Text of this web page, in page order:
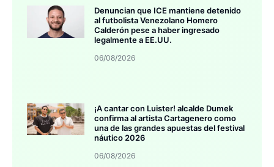
Denuncian que ICE mantiene detenido
al futbolista Venezolano Homero
Calderón pese a haber ingresado
legalmente a EE.UU.
06/08/2026
¡A cantar con Luister! alcalde Dumek
confirma al artista Cartagenero como
una de las grandes apuestas del festival
náutico 2026
06/08/2026